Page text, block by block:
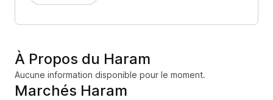
À Propos du Haram
Aucune information disponible pour le moment.
Marchés Haram